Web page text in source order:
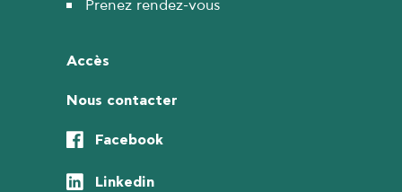
Prenez rendez-vous
Accès
Nous contacter
Facebook
Linkedin